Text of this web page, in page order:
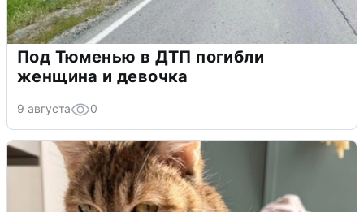
Под Тюменью в ДТП погибли
женщина и девочка
9 августа 0